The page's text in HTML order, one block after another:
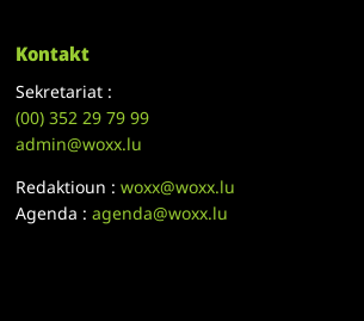
Kontakt
Sekretariat :
(00)352 29 79 99
admin@woxx.lu
Redaktioun :woxx@woxx.lu
Agenda :agenda@woxx.lu